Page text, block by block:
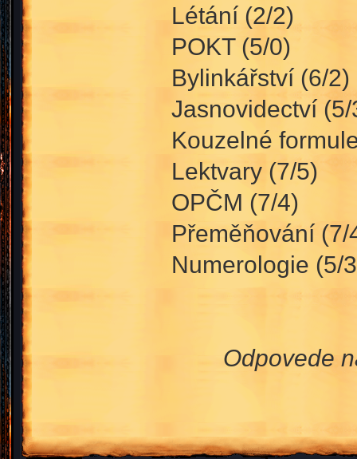
Létání (2/2)
POKT (5/0)
Bylinkářství (6/2)
Jasnovidectví (5/
Kouzelné
Lektvary (7/5)
OPČM (7/4)
Přeměňování (7/
Numerologie (5/
Odpovede